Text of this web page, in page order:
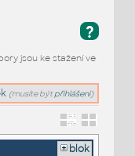
?
jsou ke stažení ve
(musíte být přihlášeni)
blok